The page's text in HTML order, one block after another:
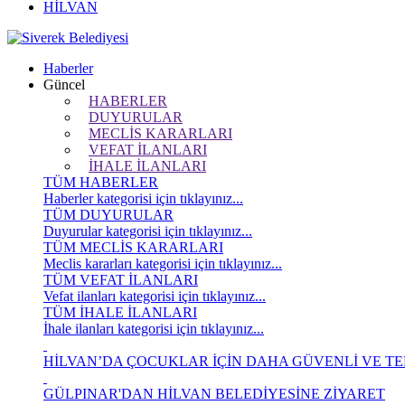
HİLVAN
Haberler
Güncel
HABERLER
DUYURULAR
MECLİS KARARLARI
VEFAT İLANLARI
İHALE İLANLARI
TÜM HABERLER
Haberler kategorisi için tıklayınız...
TÜM DUYURULAR
Duyurular kategorisi için tıklayınız...
TÜM MECLİS KARARLARI
Meclis kararları kategorisi için tıklayınız...
TÜM VEFAT İLANLARI
Vefat ilanları kategorisi için tıklayınız...
TÜM İHALE İLANLARI
İhale ilanları kategorisi için tıklayınız...
HİLVAN’DA ÇOCUKLAR İÇİN DAHA GÜVENLİ VE
GÜLPINAR'DAN HİLVAN BELEDİYESİNE ZİYARET